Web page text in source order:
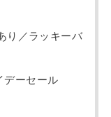
り／ラッキーバ
デーセール